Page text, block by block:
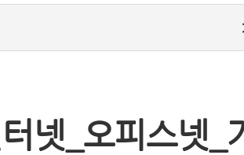
넷_오피스넷_